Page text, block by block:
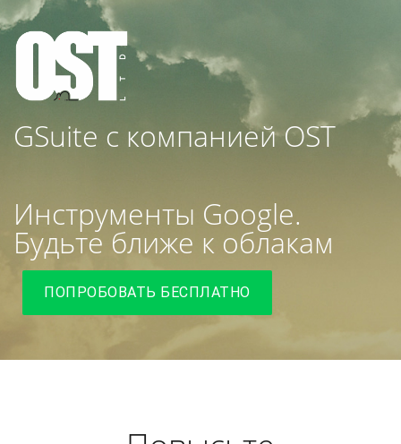
GSuite с компанией OST
Инструменты Google.
Будьте ближе к облакам
ПОПРОБОВАТЬ БЕСПЛАТНО